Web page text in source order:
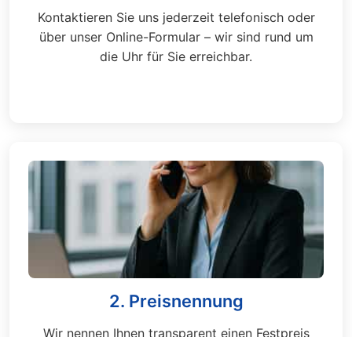
Kontaktieren Sie uns jederzeit telefonisch oder
über unser Online-Formular – wir sind rund um
die Uhr für Sie erreichbar.
2. Preisnennung
Wir nennen Ihnen transparent einen Festpreis